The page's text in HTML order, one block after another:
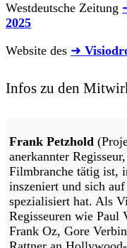
Westdeutsche Zeitung
2025
Website des ➜
Infos zu den
Frank Petzhold
anerkannter
Filmbranche tätig ist,
inszeniert und sich
spezialisiert hat. Als
Regisseuren wie Paul
Frank Oz, Gore